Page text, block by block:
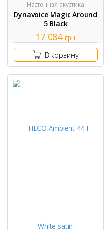
Настенная акустика
Dynavoice Magic Around
5 Black
17 084 грн
В корзину